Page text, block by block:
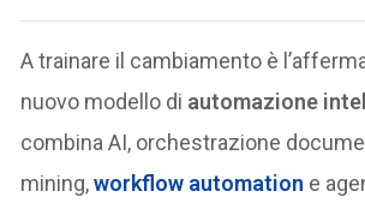
A trainare il cambiamento è
nuovo modello di automazione
combina AI, orchestrazione
mining,workflow automation e